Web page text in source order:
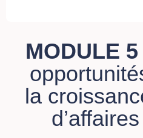
MODULE 5
la